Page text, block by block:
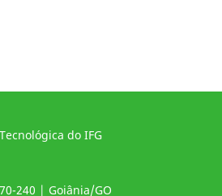
do IFG
240 | Goiânia/GO